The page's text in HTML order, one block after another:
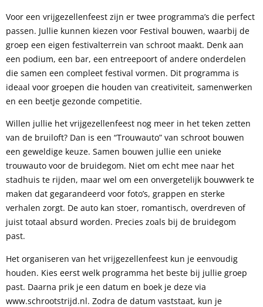
Voor een vrijgezellenfeest zijn er twee programma’s die perfect
passen. Jullie kunnen kiezen voor Festival bouwen, waarbij de
groep een eigen festivalterrein van schroot maakt. Denk aan
een podium, een bar, een entreepoort of andere onderdelen
die samen een compleet festival vormen. Dit programma is
ideaal voor groepen die houden van creativiteit, samenwerken
en een beetje gezonde competitie.
Willen jullie het vrijgezellenfeest nog meer in het teken zetten
van de bruiloft? Dan is een “Trouwauto” van schroot bouwen
een geweldige keuze. Samen bouwen jullie een unieke
trouwauto voor de bruidegom. Niet om echt mee naar het
stadhuis te rijden, maar wel om een onvergetelijk bouwwerk te
maken dat gegarandeerd voor foto’s, grappen en sterke
verhalen zorgt. De auto kan stoer, romantisch, overdreven of
juist totaal absurd worden. Precies zoals bij de bruidegom
past.
Het organiseren van het vrijgezellenfeest kun je eenvoudig
houden. Kies eerst welk programma het beste bij jullie groep
past. Daarna prik je een datum en boek je deze via
www.schrootstrijd.nl. Zodra de datum vaststaat, kun je